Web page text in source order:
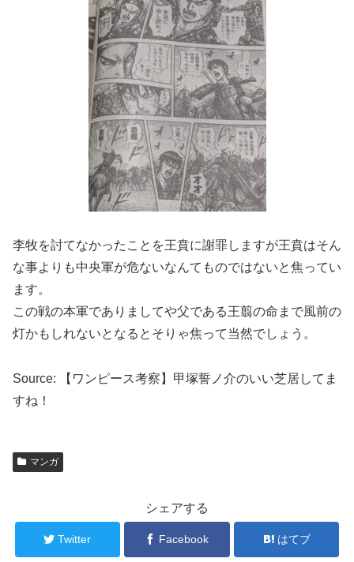
李牧を討てなかったことを王賁に謝罪しますが王賁はそん
な事よりも中央軍が危ないなんてものではないと焦ってい
ます。
この戦の本軍でありましてや父である王翦の命まで風前の
灯かもしれないとなるとそりゃ焦って当然でしょう。
Source: 【ワンピース考察】甲塚誓ノ介のいい芝居してま
すね！
マンガ
シェアする
Twitter Facebook はてブ